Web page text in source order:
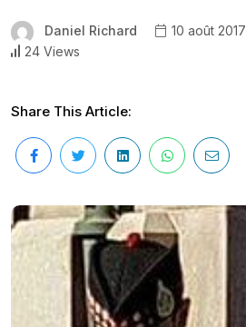
Daniel Richard 10 août 2017
24 Views
Share This Article: